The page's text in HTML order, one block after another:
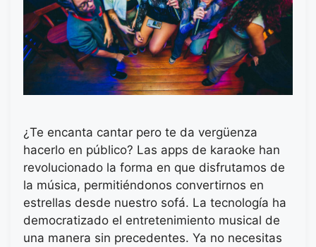
¿Te encanta cantar pero te da vergüenza
hacerlo en público? Las apps de karaoke han
revolucionado la forma en que disfrutamos de
la música, permitiéndonos convertirnos en
estrellas desde nuestro sofá. La tecnología ha
democratizado el entretenimiento musical de
una manera sin precedentes. Ya no necesitas